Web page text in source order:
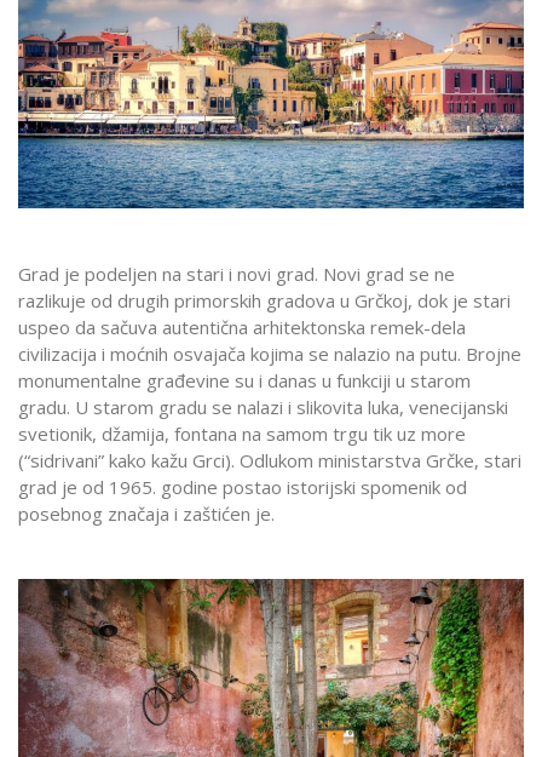
Grad je podeljen na stari i novi grad. Novi grad se ne
razlikuje od drugih primorskih gradova u Grčkoj, dok je stari
uspeo da sačuva autentična arhitektonska remek-dela
civilizacija i moćnih osvajača kojima se nalazio na putu. Brojne
monumentalne građevine su i danas u funkciji u starom
gradu. U starom gradu se nalazi i slikovita luka, venecijanski
svetionik, džamija, fontana na samom trgu tik uz more
(“sidrivani” kako kažu Grci). Odlukom ministarstva Grčke, stari
grad je od 1965. godine postao istorijski spomenik od
posebnog značaja i zaštićen je.